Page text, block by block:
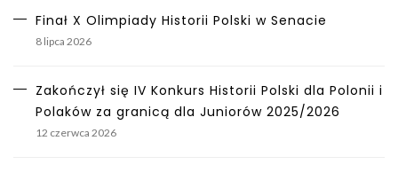
Finał X Olimpiady Historii Polski w Senacie
8 lipca 2026
Zakończył się IV Konkurs Historii Polski dla Polonii i
Polaków za granicą dla Juniorów 2025/2026
12 czerwca 2026